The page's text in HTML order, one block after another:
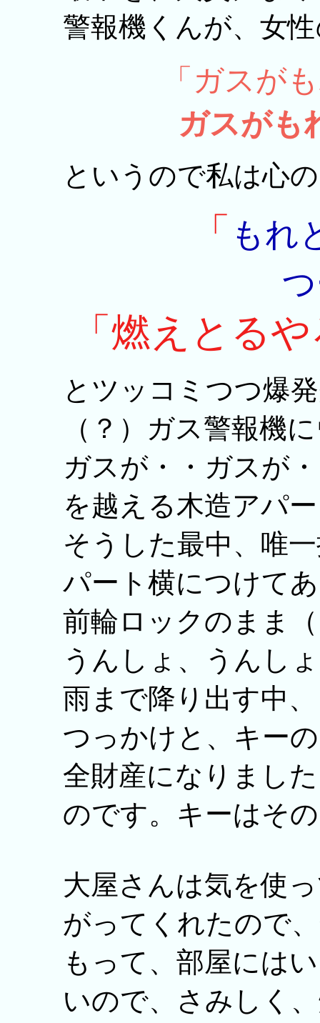
警報機くんが、女
「ガスが
ガスがも
というので私は心
「 もれ
「燃えとる
とツッコミつつ爆
（？）ガス警報機
ガスが・・ガスが
を越える木造アパ
そうした最中、唯
パート横につけて
前輪ロックのまま
うんしょ、うんし
雨まで降り出す中
つっかけと、キー
全財産になりまし
のです。キーはそ
大屋さんは気を使
がってくれたので
もって、部屋には
いので、さみしく